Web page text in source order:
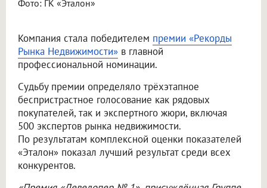
Фото: ГК «Эталон»
Компания стала победителем премии «Рекорды
Рынка Недвижимости» в главной
профессиональной номинации.
Судьбу премии определяло трёхэтапное
беспристрастное голосование как рядовых
покупателей, так и экспертного жюри, включая
500 экспертов рынка недвижимости.
По результатам комплексной оценки показателей
«Эталон» показал лучший результат среди всех
конкурентов.